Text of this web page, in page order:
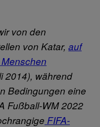
von den
von Katar, auf
2014), während
Bedingungen eine
Fußball-WM 2022
FIFA-